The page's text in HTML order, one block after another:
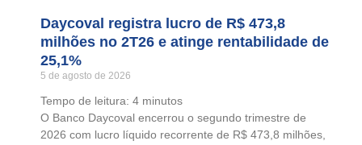
Daycoval registra lucro de R$ 473,8
milhões no 2T26 e atinge rentabilidade de
25,1%
5 de agosto de 2026
Tempo de leitura: 4 minutos
O Banco Daycoval encerrou o segundo trimestre de
2026 com lucro líquido recorrente de R$ 473,8 milhões,